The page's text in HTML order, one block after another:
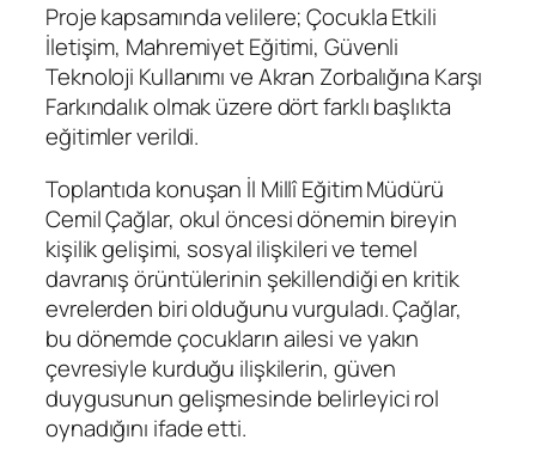
Proje kapsamında velilere; Çocukla Etkili
İletişim, Mahremiyet Eğitimi, Güvenli
Teknoloji Kullanımı ve Akran Zorbalığına Karşı
Farkındalık olmak üzere dört farklı başlıkta
eğitimler verildi.
Toplantıda konuşan İl Millî Eğitim Müdürü
Cemil Çağlar, okul öncesi dönemin bireyin
kişilik gelişimi, sosyal ilişkileri ve temel
davranış örüntülerinin şekillendiği en kritik
evrelerden biri olduğunu vurguladı. Çağlar,
bu dönemde çocukların ailesi ve yakın
çevresiyle kurduğu ilişkilerin, güven
duygusunun gelişmesinde belirleyici rol
oynadığını ifade etti.